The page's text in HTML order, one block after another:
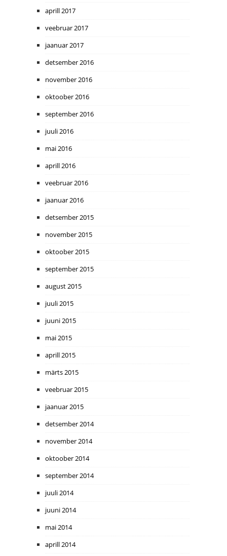
aprill 2017
veebruar 2017
jaanuar 2017
detsember 2016
november 2016
oktoober 2016
september 2016
juuli 2016
mai 2016
aprill 2016
veebruar 2016
jaanuar 2016
detsember 2015
november 2015
oktoober 2015
september 2015
august 2015
juuli 2015
juuni 2015
mai 2015
aprill 2015
märts 2015
veebruar 2015
jaanuar 2015
detsember 2014
november 2014
oktoober 2014
september 2014
juuli 2014
juuni 2014
mai 2014
aprill 2014